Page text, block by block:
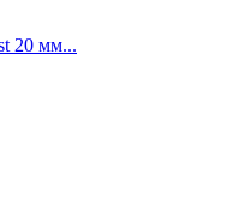
20 мм...